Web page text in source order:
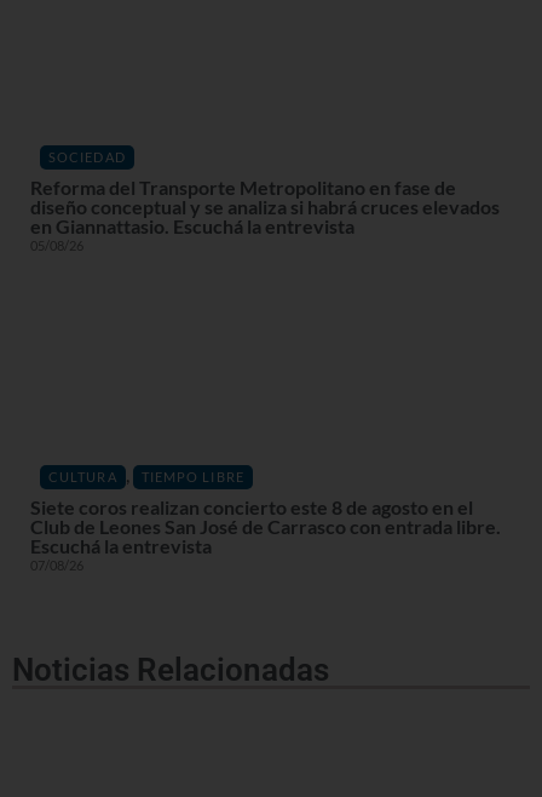
SOCIEDAD
Reforma del Transporte Metropolitano en fase de
diseño conceptual y se analiza si habrá cruces elevados
en Giannattasio. Escuchá la entrevista
05/08/26
CULTURA , TIEMPO LIBRE
Siete coros realizan concierto este 8 de agosto en el
Club de Leones San José de Carrasco con entrada libre.
Escuchá la entrevista
07/08/26
Noticias Relacionadas